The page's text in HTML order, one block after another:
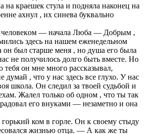
краешек стула и подняла наконец на
ахнул , их синева буквально
— начала Люба — Добрым ,
здесь на нашем еженедельном
он был старше меня , но душа его была
не получилось долго быть вместе. Но
он мне много рассказывал,
думай , что у нас здесь все глухо. У нас
школа. Он следил за твоей судьбой и
Жалел только об одном , что ты так
его внуками — незаметно и она
ком в горле. Он к своему стыду
жизнью отца. — А как же ты